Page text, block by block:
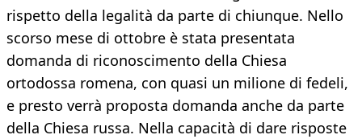
rispetto della legalità da parte di chiunque. Nello
scorso mese di ottobre è stata presentata
domanda di riconoscimento della Chiesa
ortodossa romena, con quasi un milione di fedeli,
e presto verrà proposta domanda anche da parte
della Chiesa russa. Nella capacità di dare risposte